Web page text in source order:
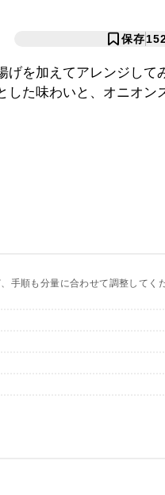
保存
を加えてアレンジして
た味わいと、オニオン
手順も分量に合わせて調整してく